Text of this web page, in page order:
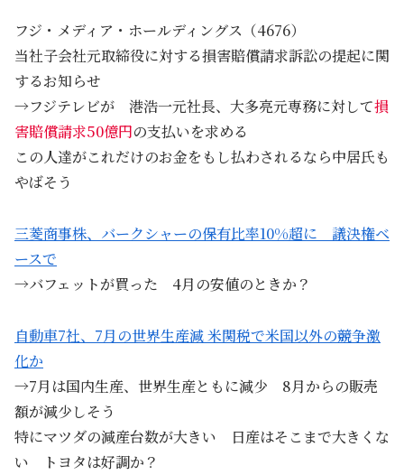
フジ・メディア・ホールディングス（4676）
当社子会社元取締役に対する損害賠償請求訴訟の提起に関
するお知らせ
→フジテレビが 港浩一元社長、大多亮元専務に対して損
害賠償請求50億円の支払いを求める
この人達がこれだけのお金をもし払わされるなら中居氏も
やばそう
三菱商事株、バークシャーの保有比率10%超に 議決権ベ
ースで
→バフェットが買った 4月の安値のときか？
自動車7社、7月の世界生産減 米関税で米国以外の競争激
化か
→7月は国内生産、世界生産ともに減少 8月からの販売
額が減少しそう
特にマツダの減産台数が大きい 日産はそこまで大きくな
い トヨタは好調か？